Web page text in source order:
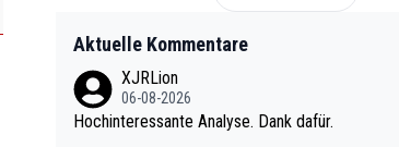
Aktuelle Kommentare
XJRLion
06-08-2026
Hochinteressante Analyse. Dank dafür.